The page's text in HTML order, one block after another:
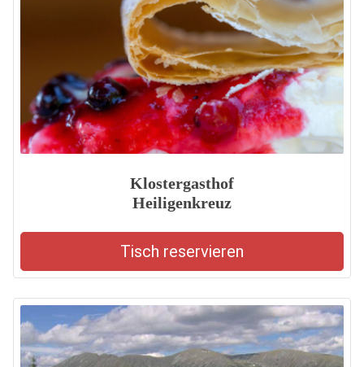
Klostergasthof
Heiligenkreuz
Tisch reservieren